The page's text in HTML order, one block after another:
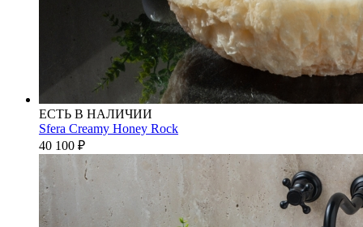
ЕСТЬ В НАЛИЧИИ
Sfera Creamy Honey Rock
40 100 ₽